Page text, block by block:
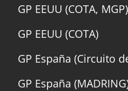
GP EEUU (COTA, MGP)
GP EEUU (COTA)
GP España (Circuito
GP España